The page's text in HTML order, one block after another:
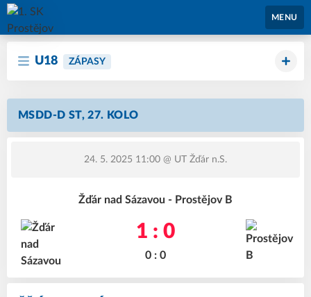
1. SK Prostějov
MENU
U18 ZÁPASY
MSDD-D ST, 27. KOLO
24. 5. 2025 11:00 @ UT Žďár n.S.
Žďár nad Sázavou - Prostějov B
1 : 0
0 : 0